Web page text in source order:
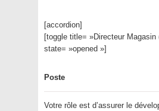
[accordion]
[toggle title= »Directeur Magasin
state= »opened »]
Poste
Votre rôle est d’assurer le